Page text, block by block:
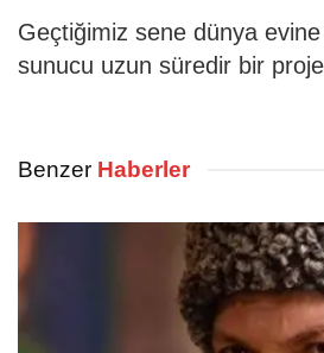
Geçtiğimiz sene dünya
sunucu uzun süredir bir
Benzer Haberler